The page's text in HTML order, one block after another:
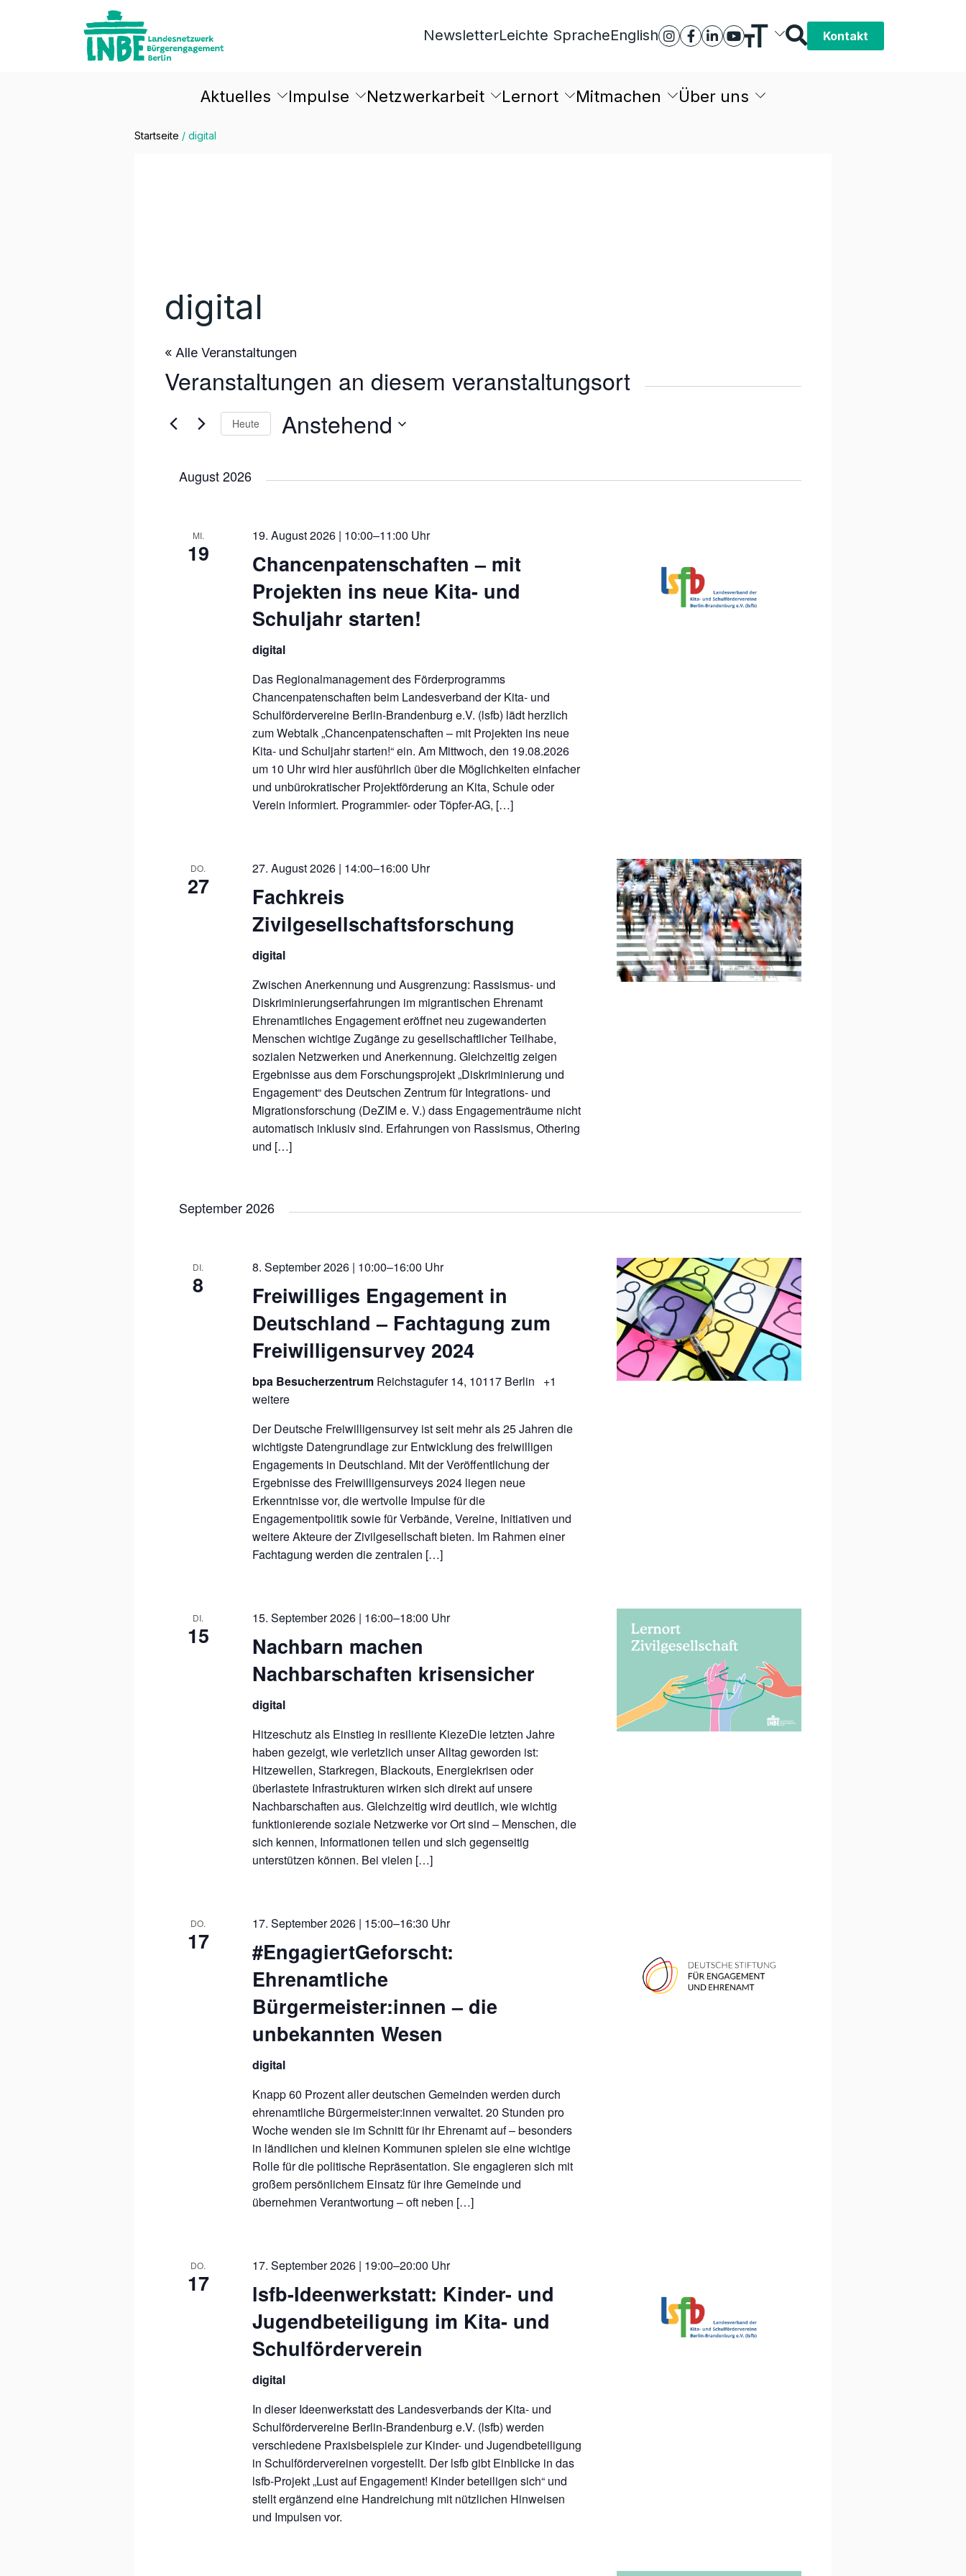
NewsletterLeichte SpracheEnglish Kontakt
Aktuelles Impulse Netzwerkarbeit Lernort Mitmachen Über uns
Startseite / digital
digital
« Alle Veranstaltungen
Veranstaltungen an diesem veranstaltungsort
Heute Anstehend
August 2026
MI.
19
Chancenpatenschaften – mit
Projekten ins neue Kita- und
Schuljahr starten!
19. August 2026 | 10:00–11:00 Uhr
digital
Das Regionalmanagement des Förderprogramms
Chancenpatenschaften beim Landesverband der Kita- und
Schulfördervereine Berlin-Brandenburg e.V. (lsfb) lädt herzlich
zum Webtalk „Chancenpatenschaften – mit Projekten ins neue
Kita- und Schuljahr starten!“ ein. Am Mittwoch, den 19.08.2026
um 10 Uhr wird hier ausführlich über die Möglichkeiten einfacher
und unbürokratischer Projektförderung an Kita, Schule oder
Verein informiert. Programmier- oder Töpfer-AG, […]
DO.
27
Fachkreis
Zivilgesellschaftsforschung
27. August 2026 | 14:00–16:00 Uhr
digital
Zwischen Anerkennung und Ausgrenzung: Rassismus- und
Diskriminierungserfahrungen im migrantischen Ehrenamt
Ehrenamtliches Engagement eröffnet neu zugewanderten
Menschen wichtige Zugänge zu gesellschaftlicher Teilhabe,
sozialen Netzwerken und Anerkennung. Gleichzeitig zeigen
Ergebnisse aus dem Forschungsprojekt „Diskriminierung und
Engagement“ des Deutschen Zentrum für Integrations- und
Migrationsforschung (DeZIM e. V.) dass Engagementräume nicht
automatisch inklusiv sind. Erfahrungen von Rassismus, Othering
und […]
September 2026
DI.
8
Freiwilliges Engagement in
Deutschland – Fachtagung zum
Freiwilligensurvey 2024
8. September 2026 | 10:00–16:00 Uhr
bpa Besucherzentrum Reichstagufer 14, 10117 Berlin
+1
weitere
Der Deutsche Freiwilligensurvey ist seit mehr als 25 Jahren die
wichtigste Datengrundlage zur Entwicklung des freiwilligen
Engagements in Deutschland. Mit der Veröffentlichung der
Ergebnisse des Freiwilligensurveys 2024 liegen neue
Erkenntnisse vor, die wertvolle Impulse für die
Engagementpolitik sowie für Verbände, Vereine, Initiativen und
weitere Akteure der Zivilgesellschaft bieten. Im Rahmen einer
Fachtagung werden die zentralen […]
DI.
15
Nachbarn machen
Nachbarschaften krisensicher
15. September 2026 | 16:00–18:00 Uhr
digital
Hitzeschutz als Einstieg in resiliente KiezeDie letzten Jahre
haben gezeigt, wie verletzlich unser Alltag geworden ist:
Hitzewellen, Starkregen, Blackouts, Energiekrisen oder
überlastete Infrastrukturen wirken sich direkt auf unsere
Nachbarschaften aus. Gleichzeitig wird deutlich, wie wichtig
funktionierende soziale Netzwerke vor Ort sind – Menschen, die
sich kennen, Informationen teilen und sich gegenseitig
unterstützen können. Bei vielen […]
DO.
17
#EngagiertGeforscht:
Ehrenamtliche
Bürgermeister:innen – die
unbekannten Wesen
17. September 2026 | 15:00–16:30 Uhr
digital
Knapp 60 Prozent aller deutschen Gemeinden werden durch
ehrenamtliche Bürgermeister:innen verwaltet. 20 Stunden pro
Woche wenden sie im Schnitt für ihr Ehrenamt auf – besonders
in ländlichen und kleinen Kommunen spielen sie eine wichtige
Rolle für die politische Repräsentation. Sie engagieren sich mit
großem persönlichem Einsatz für ihre Gemeinde und
übernehmen Verantwortung – oft neben […]
DO.
17
lsfb-Ideenwerkstatt: Kinder- und
Jugendbeteiligung im Kita- und
Schulförderverein
17. September 2026 | 19:00–20:00 Uhr
digital
In dieser Ideenwerkstatt des Landesverbands der Kita- und
Schulfördervereine Berlin-Brandenburg e.V. (lsfb) werden
verschiedene Praxisbeispiele zur Kinder- und Jugendbeteiligung
in Schulfördervereinen vorgestellt. Der lsfb gibt Einblicke in das
lsfb-Projekt „Lust auf Engagement! Kinder beteiligen sich“ und
stellt ergänzend eine Handreichung mit nützlichen Hinweisen
und Impulsen vor.